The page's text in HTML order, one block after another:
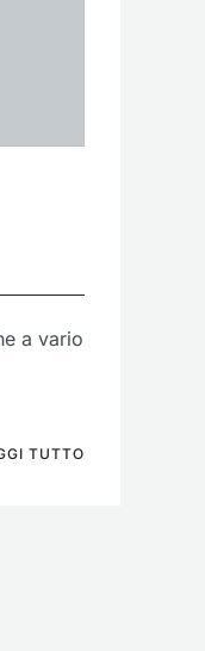
a vario
TUTTO